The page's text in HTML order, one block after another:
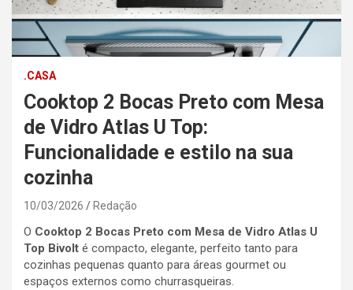
.CASA
Cooktop 2 Bocas Preto com Mesa
de Vidro Atlas U Top:
Funcionalidade e estilo na sua
cozinha
10/03/2026 Redação
O Cooktop 2 Bocas Preto com Mesa de Vidro Atlas U
Top Bivolt é compacto, elegante, perfeito tanto para
cozinhas pequenas quanto para áreas gourmet ou
espaços externos como churrasqueiras.